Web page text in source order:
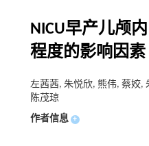
NICU早产儿颅
程度的影响因素
左茜茜, 朱悦欣, 熊伟, 蔡姣,
陈茂琼
作者信息 +